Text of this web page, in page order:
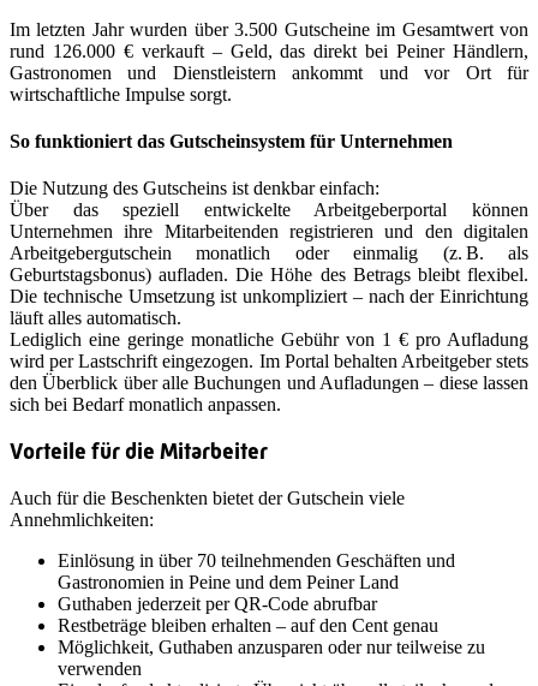
Im letzten Jahr wurden über 3.500 Gutscheine im Gesamtwert von
rund 126.000 € verkauft – Geld, das direkt bei Peiner Händlern,
Gastronomen und Dienstleistern ankommt und vor Ort für
wirtschaftliche Impulse sorgt.
So funktioniert das Gutscheinsystem für Unternehmen
Die Nutzung des Gutscheins ist denkbar einfach:
Über das speziell entwickelte Arbeitgeberportal können
Unternehmen ihre Mitarbeitenden registrieren und den digitalen
Arbeitgebergutschein monatlich oder einmalig (z. B. als
Geburtstagsbonus) aufladen. Die Höhe des Betrags bleibt flexibel.
Die technische Umsetzung ist unkompliziert – nach der Einrichtung
läuft alles automatisch.
Lediglich eine geringe monatliche Gebühr von 1 € pro Aufladung
wird per Lastschrift eingezogen. Im Portal behalten Arbeitgeber stets
den Überblick über alle Buchungen und Aufladungen – diese lassen
sich bei Bedarf monatlich anpassen.
Vorteile für die Mitarbeiter
Auch für die Beschenkten bietet der Gutschein viele
Annehmlichkeiten:
Einlösung in über 70 teilnehmenden Geschäften und
Gastronomien in Peine und dem Peiner Land
Guthaben jederzeit per QR-Code abrufbar
Restbeträge bleiben erhalten – auf den Cent genau
Möglichkeit, Guthaben anzusparen oder nur teilweise zu
verwenden